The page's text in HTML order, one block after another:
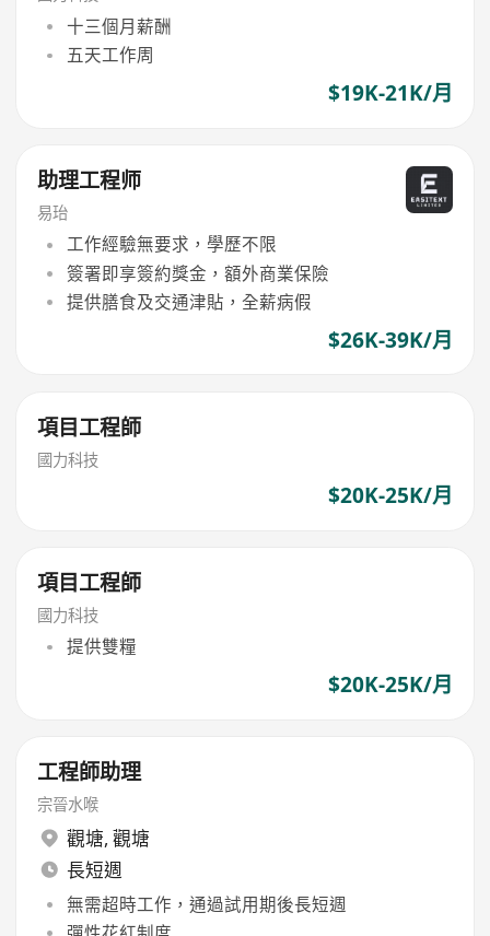
十三個月薪酬
五天工作周
$19K-21K/月
助理工程师
易珆
工作經驗無要求，學歷不限
簽署即享簽約獎金，額外商業保險
提供膳食及交通津貼，全薪病假
$26K-39K/月
項目工程師
國力科技
$20K-25K/月
項目工程師
國力科技
提供雙糧
$20K-25K/月
工程師助理
宗晉水喉
觀塘, 觀塘
長短週
無需超時工作，通過試用期後長短週